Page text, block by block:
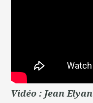
Vidéo : Jean Elyan